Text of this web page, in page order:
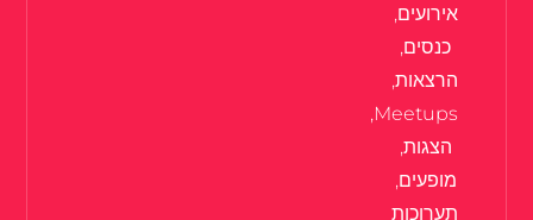
אירועים,
כנסים,
הרצאות,
Meetups,
הצגות,
מופעים,
תערוכות